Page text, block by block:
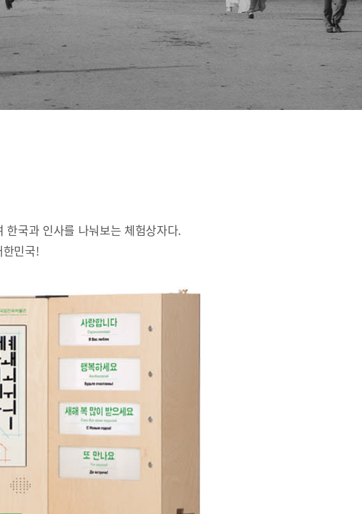
한국과 인사를 나눠보는 체험상자다.
민국!